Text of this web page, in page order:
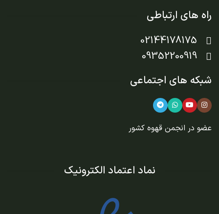
راه های ارتباطی
02144178175
09352200919
شبکه های اجتماعی
عضو در انجمن قهوه کشور
نماد اعتماد الکترونیک